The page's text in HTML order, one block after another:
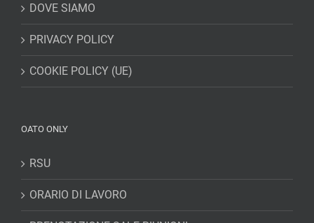
DOVE SIAMO
PRIVACY POLICY
COOKIE POLICY (UE)
OATO ONLY
RSU
ORARIO DI LAVORO